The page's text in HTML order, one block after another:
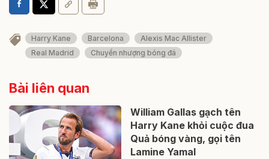
Harry Kane Barcelona
Alexis Mac Allister
Real Madrid
Chuyển nhượng bóng đá
Bài liên quan
William Gallas gạch tên
Harry Kane khỏi cuộc đua
Quả bóng vàng, gọi tên
Lamine Yamal